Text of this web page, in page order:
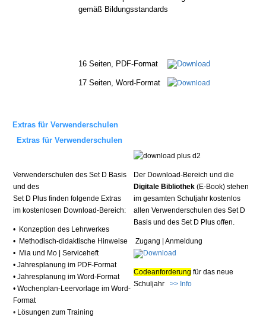
gemäß Bildungsstandards
16 Seiten, PDF-Format
17 Seiten, Word-Format
Extras für Verwenderschulen
Extras für Verwenderschulen
Verwenderschulen des Set D Basis
und des
Set D Plus finden folgende Extras
im kostenlosen Download-Bereich:
• Konzeption des Lehrwerkes
• Methodisch-didaktische Hinweise
• Mia und Mo | Serviceheft
• Jahresplanung im PDF-Format
• Jahresplanung im Word-Format
• Wochenplan-Leervorlage im Word-
Format
• Lösungen zum Training
Der Download-Bereich und die
Digitale Bibliothek (E-Book) stehen
im gesamten Schuljahr kostenlos
allen Verwenderschulen des Set D
Basis und des Set D Plus offen.
Zugang | Anmeldung
Codeanforderung für das neue
Schuljahr
>> Info